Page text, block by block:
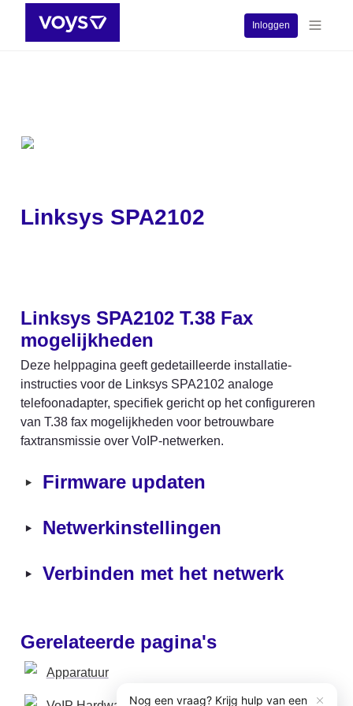
Inloggen
Linksys SPA2102
Linksys SPA2102 T.38 Fax
mogelijkheden
Deze helppagina geeft gedetailleerde installatie-
instructies voor de Linksys SPA2102 analoge
telefoonadapter, specifiek gericht op het configureren
van T.38 fax mogelijkheden voor betrouwbare
faxtransmissie over VoIP-netwerken.
‣ Firmware updaten
‣ Netwerkinstellingen
‣ Verbinden met het netwerk
Gerelateerde pagina's
Apparatuur